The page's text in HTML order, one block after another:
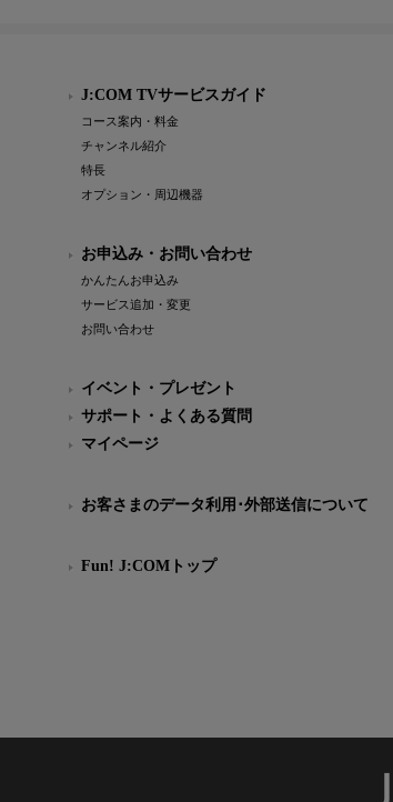
J:COM TVサービスガイド
コース案内・料金
チャンネル紹介
特長
オプション・周辺機器
お申込み・お問い合わせ
かんたんお申込み
サービス追加・変更
お問い合わせ
イベント・プレゼント
サポート・よくある質問
マイページ
お客さまのデータ利用･外部送信について
Fun! J:COMトップ